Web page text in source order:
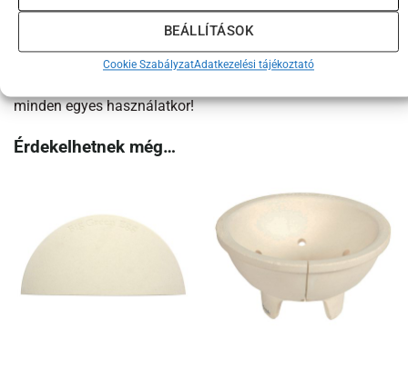
BEÁLLÍTÁSOK
Cookie SzabályzatAdatkezelési tájékoztató
Tedd egyszerűvé és biztonságossá a pizzakészítést a
minden egyes használatkor!
Érdekelhetnek még…